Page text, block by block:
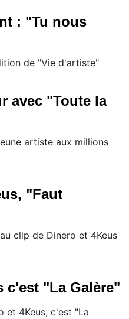
: "Tu nous
de "Vie d'artiste"
avec "Toute la
artiste aux millions
"Faut
clip de Dinero et 4Keus
c'est "La Galère"
et 4Keus, c'est "La